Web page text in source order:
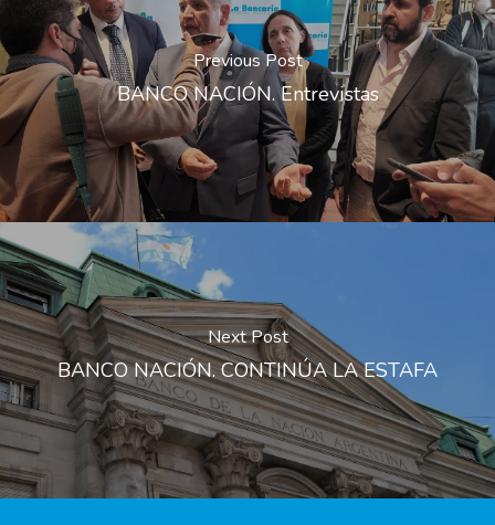
Previous Post
BANCO NACIÓN. Entrevistas
Next Post
BANCO NACIÓN. CONTINÚA LA ESTAFA